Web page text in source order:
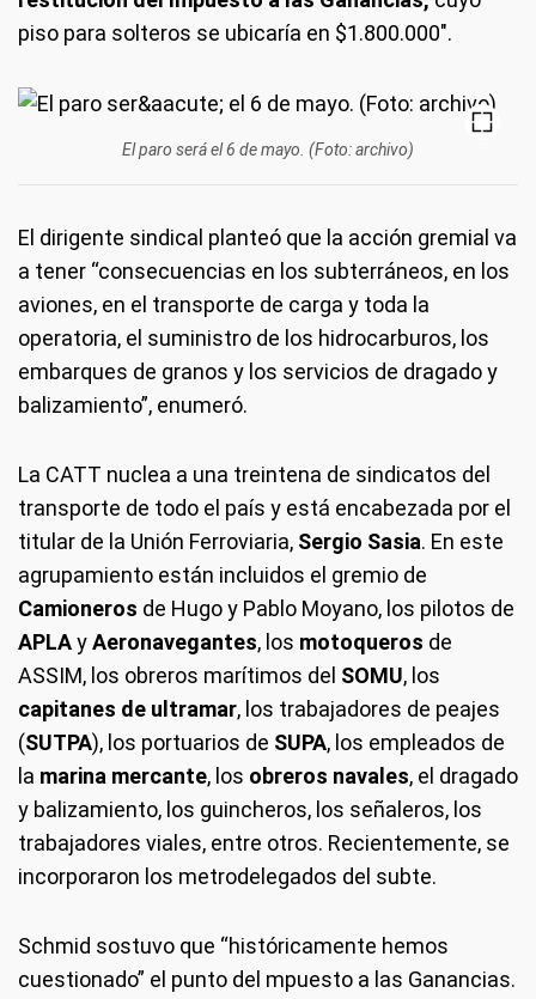
piso para solteros se ubicaría en $1.800.000".
El paro será el 6 de mayo. (Foto: archivo)
El dirigente sindical planteó que la acción gremial va
a tener “consecuencias en los subterráneos, en los
aviones, en el transporte de carga y toda la
operatoria, el suministro de los hidrocarburos, los
embarques de granos y los servicios de dragado y
balizamiento”, enumeró.
La CATT nuclea a una treintena de sindicatos del
transporte de todo el país y está encabezada por el
titular de la Unión Ferroviaria, Sergio Sasia. En este
agrupamiento están incluidos el gremio de
Camioneros de Hugo y Pablo Moyano, los pilotos de
APLAyAeronavegantes, los motoqueros de
ASSIM, los obreros marítimos del SOMU, los
capitanes de ultramar, los trabajadores de peajes
(SUTPA), los portuarios de SUPA, los empleados de
la marina mercante, los obreros navales, el dragado
y balizamiento, los guincheros, los señaleros, los
trabajadores viales, entre otros. Recientemente, se
incorporaron los metrodelegados del subte.
Schmid sostuvo que “históricamente hemos
cuestionado” el punto del mpuesto a las Ganancias.